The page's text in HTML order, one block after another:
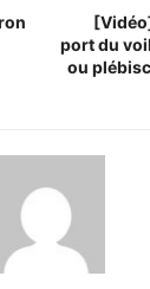
port du
ou